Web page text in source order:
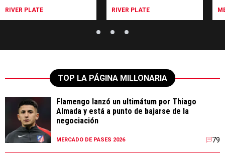
RIVER PLATE RIVER PLATE
TOP LA PÁGINA MILLONARIA
Flamengo lanzó un ultimátum por Thiago
Almada y está a punto de bajarse de la
negociación
MERCADO DE PASES 2026 79